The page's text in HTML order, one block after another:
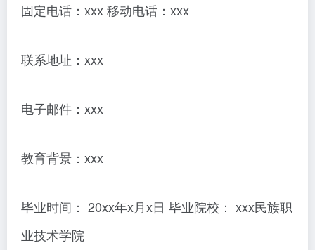
固定电话：xxx 移动电话：xxx
联系地址：xxx
电子邮件：xxx
教育背景：xxx
毕业时间： 20xx年x月x日 毕业院校： xxx民族职
业技术学院